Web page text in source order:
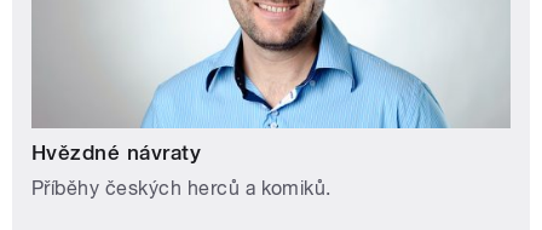
Hvězdné návraty
Příběhy českých herců a komiků.